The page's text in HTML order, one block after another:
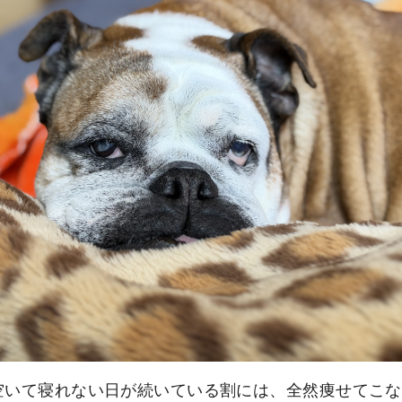
て寝れない日が続いている割には、全然痩せてこ